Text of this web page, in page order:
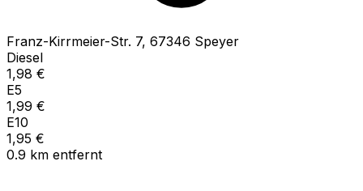
Franz-Kirrmeier-Str. 7, 67346 Speyer
Diesel
1,98 €
E5
1,99 €
E10
1,95 €
0.9 km entfernt